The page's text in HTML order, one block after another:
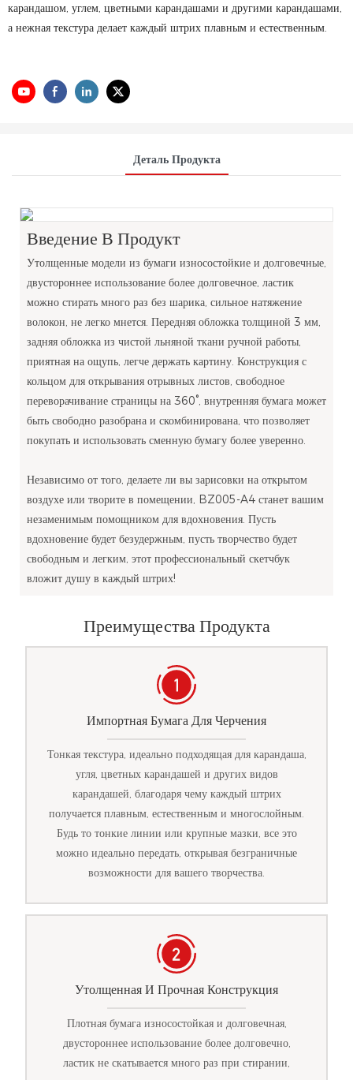
карандашом, углем, цветными карандашами и другими карандашами,
а нежная текстура делает каждый штрих плавным и естественным.
Деталь Продукта
Введение В Продукт
Утолщенные модели из бумаги износостойкие и долговечные,
двустороннее использование более долговечное, ластик
можно стирать много раз без шарика, сильное натяжение
волокон, не легко мнется. Передняя обложка толщиной 3 мм,
задняя обложка из чистой льняной ткани ручной работы,
приятная на ощупь, легче держать картину. Конструкция с
кольцом для открывания отрывных листов, свободное
переворачивание страницы на 360°, внутренняя бумага может
быть свободно разобрана и скомбинирована, что позволяет
покупать и использовать сменную бумагу более уверенно.
Независимо от того, делаете ли вы зарисовки на открытом
воздухе или творите в помещении, BZ005-A4 станет вашим
незаменимым помощником для вдохновения. Пусть
вдохновение будет безудержным, пусть творчество будет
свободным и легким, этот профессиональный скетчбук
вложит душу в каждый штрих!
Преимущества Продукта
Импортная Бумага Для Черчения
Тонкая текстура, идеально подходящая для карандаша,
угля, цветных карандашей и других видов
карандашей, благодаря чему каждый штрих
получается плавным, естественным и многослойным.
Будь то тонкие линии или крупные мазки, все это
можно идеально передать, открывая безграничные
возможности для вашего творчества.
Утолщенная И Прочная Конструкция
Плотная бумага износостойкая и долговечная,
двустороннее использование более долговечно,
ластик не скатывается много раз при стирании,